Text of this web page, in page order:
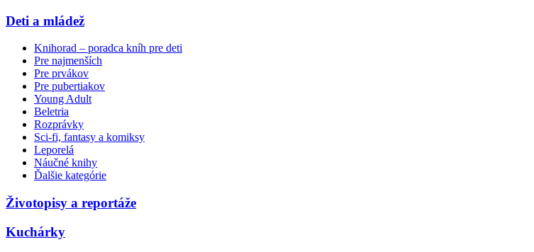
Deti a mládež
Knihorad – poradca kníh pre deti
Pre najmenších
Pre prvákov
Pre pubertiakov
Young Adult
Beletria
Rozprávky
Sci-fi, fantasy a komiksy
Leporelá
Náučné knihy
Ďalšie kategórie
Životopisy a reportáže
Kuchárky